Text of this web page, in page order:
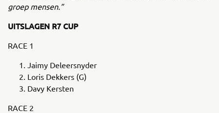
groep mensen.”
UITSLAGEN R7 CUP
RACE 1
Jaimy Deleersnyder
Loris Dekkers (G)
Davy Kersten
RACE 2